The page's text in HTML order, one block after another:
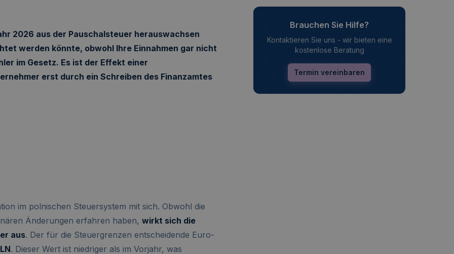
2026 aus der Pauschalsteuer herauswachsen
werden könnte, obwohl Ihre Einnahmen gar nicht
im Gesetz. Es ist der Effekt einer
erst durch ein Schreiben des Finanzamtes
im polnischen Steuersystem mit sich. Obwohl die
Änderungen erfahren haben, wirkt sich die
aus. Der für die Steuergrenzen entscheidende Euro-
. Dieser Wert ist niedriger als im Vorjahr, was
Brauchen Sie Hilfe?
Kontaktieren Sie uns - wir bieten eine
kostenlose Beratung
Termin vereinbaren